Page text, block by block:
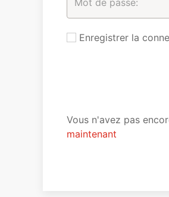
Enregistrer la
Vous n'avez pas
maintenant